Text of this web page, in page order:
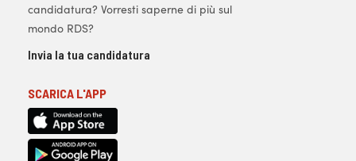
candidatura? Vorresti saperne di più sul
mondo RDS?
Invia la tua candidatura
SCARICA L'APP